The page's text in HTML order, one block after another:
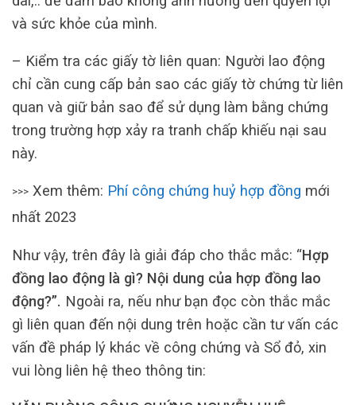
và sức khỏe của mình.
– Kiểm tra các giấy tờ liên quan: Người lao động
chỉ cần cung cấp bản sao các giấy tờ chứng từ liên
quan và giữ bản sao để sử dụng làm bằng chứng
trong trường hợp xảy ra tranh chấp khiếu nại sau
này.
>>> Xem thêm: Phí công chứng huỷ hợp đồng mới
nhất 2023
Như vậy, trên đây là giải đáp cho thắc mắc: “Hợp
đồng lao động là gì? Nội dung của hợp đồng lao
động?”. Ngoài ra, nếu như bạn đọc còn thắc mắc
gì liên quan đến nội dung trên hoặc cần tư vấn các
vấn đề pháp lý khác về công chứng và Sổ đỏ, xin
vui lòng liên hệ theo thông tin: